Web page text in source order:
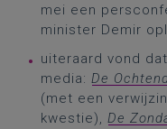
mei een
minister Demir
uiteraard vond
media: De
(met een
kwestie), De